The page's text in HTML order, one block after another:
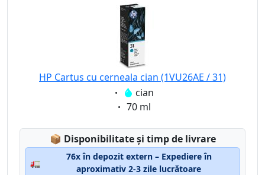
HP Cartus cu cerneala cian (1VU26AE / 31)
Eigenschaft:
cian
Eigenschaft:
70 ml
📦 Lagerstatus:
Disponibilitate și timp de livrare
🚛
76x în depozit extern – Expediere în
aproximativ 2-3 zile lucrătoare